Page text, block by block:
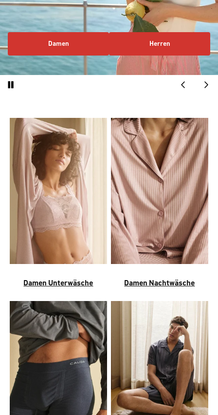
Damen Herren
Damen Unterwäsche Damen Nachtwäsche